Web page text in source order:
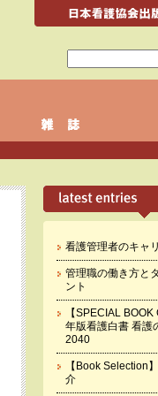
看護管理者のキャ
管理職の働き方と
ント
【SPECIAL
年版看護白書 看護
2040
【Book Selection
介